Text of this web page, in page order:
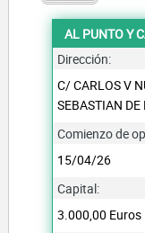
AL PUNTO Y
Dirección:
C/ CARLOS V
SEBASTIAN DE
Comienzo de
15/04/26
Capital:
3.000,00 Euros